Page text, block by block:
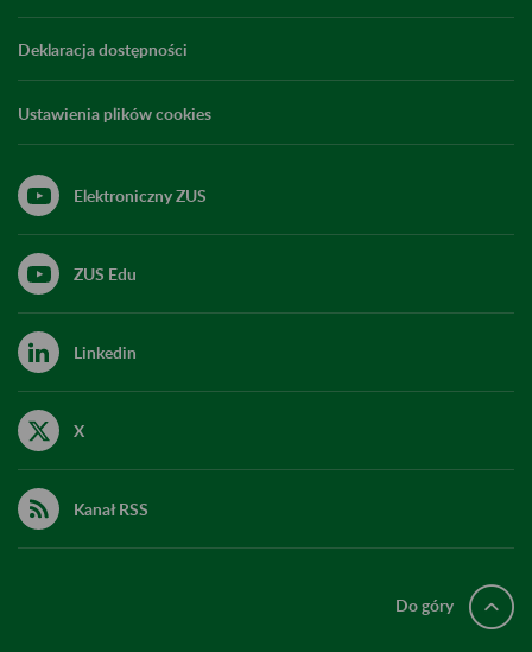
Deklaracja dostępności
Ustawienia plików cookies
Elektroniczny ZUS
ZUS Edu
Linkedin
X
Kanał RSS
Do góry